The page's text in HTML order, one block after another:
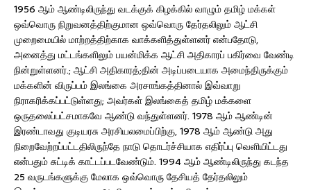
1956 ஆம் ஆண்டிலிருந்து வடக்குக் கிழக்கில் வாழும் தமிழ் மக்கள்
ஒவ்வொரு நிறுவனத்திற்குமான ஒவ்வொரு தேர்தலிலும் ஆட்சி
முறைமையில் மாற்றத்திற்காக வாக்களித்துள்ளனர் என்பதோடு,
அனைத்து மட்டங்களிலும் பயன்மிக்க ஆட்சி அதிகாரப் பகிர்வை வேண்டி
நின்றுள்ளனர்.; ஆட்சி அதிகாரத்;தின் அடிப்படையாக அமைந்திருக்கும்
மக்களின் விருப்பம் இலங்கை அரசாங்கத்தினால் இவ்வாறு
நிராகரிக்கப்பட்டுள்ளது; அவர்கள் இலங்கைத் தமிழ் மக்களை
ஒருதலைப்பட்சமாகவே ஆண்டு வந்துள்ளனர். 1978 ஆம் ஆண்டின்
இரண்டாவது குடியரசு அரசியலமைப்பிற்கு, 1978 ஆம் ஆண்டு அது
நிறைவேற்றப்பட்டதிலிருந்தே நாடு தொடர்ச்சியாக எதிர்ப்பு வெளியிட்டது
என்பதும் சுட்டிக் காட்டப்படவேண்டும். 1994 ஆம் ஆண்டிலிருந்து கடந்த
25 வருடங்களுக்கு மேலாக ஒவ்வொரு தேசியத் தேர்தலிலும்